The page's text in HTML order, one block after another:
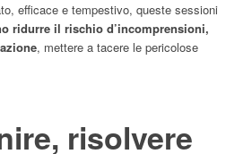
efficace e tempestivo, queste sessioni
ridurre il rischio d’incomprensioni,
, mettere a tacere le pericolose
risolvere